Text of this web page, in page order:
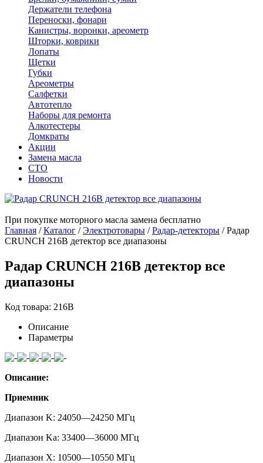
Держатели телефона
Переноски, фонари
Канистры, воронки, ареометр
Шторки, коврики
Лопаты
Щетки
Губки
Ареометры
Салфетки
Автотепло
Наборы для ремонта
Алкотестеры
Домкраты
Акции
Замена масла
СТО
Новости
При покупке моторного масла замена бесплатно
Главная /Каталог /Электротовары /Радар-детекторы /Радар
CRUNCH 216B детектор все диапазоны
Радар CRUNCH 216B детектор все
диапазоны
Код товара: 216B
Описание
Параметры
Описание:
Приемник
Диапазон K: 24050—24250 МГц
Диапазон Ka: 33400—36000 МГц
Диапазон X: 10500—10550 МГц